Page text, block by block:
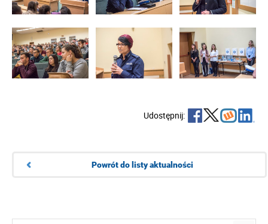
Udostępnij:
Powrót do listy aktualności